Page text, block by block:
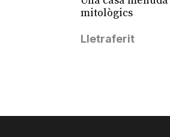
mitològics
Lletraferit